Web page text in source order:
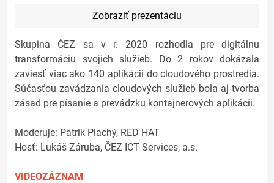
Zobraziť prezentáciu
Skupina ČEZ sa v r. 2020 rozhodla pre digitálnu
transformáciu svojich služieb. Do 2 rokov dokázala
zaviesť viac ako 140 aplikácii do cloudového prostredia.
Súčasťou zavádzania cloudových služieb bola aj tvorba
zásad pre písanie a prevádzku kontajnerových aplikácii.
Moderuje: Patrik Plachý, RED HAT
Hosť: Lukáš Záruba, ČEZ ICT Services, a.s.
VIDEOZÁZNAM